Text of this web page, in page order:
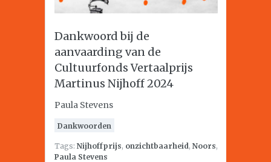
Dankwoord bij de
aanvaarding van de
Cultuurfonds Vertaalprijs
Martinus Nijhoff 2024
Paula Stevens
Dankwoorden
Tags: Nijhoffprijs, onzichtbaarheid, Noors,
Paula Stevens